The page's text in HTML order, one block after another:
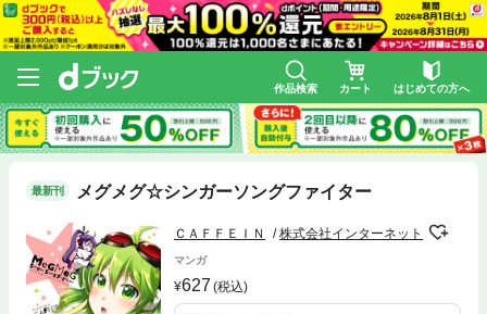
作品検索 カート はじめての方へ
最新刊 メグメグ☆シンガーソングファイター
ＣＡＦＦＥＩＮ 株式会社インターネット
マンガ
627 (税込)